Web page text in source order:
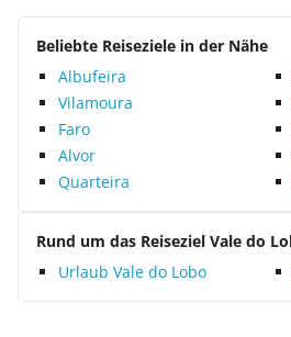
Beliebte Reiseziele in der Nähe
Albufeira
Vilamoura
Faro
Alvor
Quarteira
Rund um das Reiseziel Vale do
Urlaub Vale do Lobo